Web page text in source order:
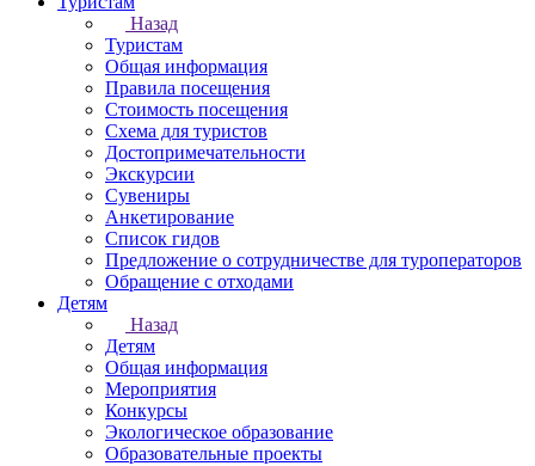
Назад
Туристам
Общая информация
Правила посещения
Стоимость посещения
Схема для туристов
Достопримечательности
Экскурсии
Сувениры
Анкетирование
Список гидов
Предложение о сотрудничестве для туроператоров
Обращение с отходами
Детям
Назад
Детям
Общая информация
Мероприятия
Конкурсы
Экологическое образование
Образовательные проекты